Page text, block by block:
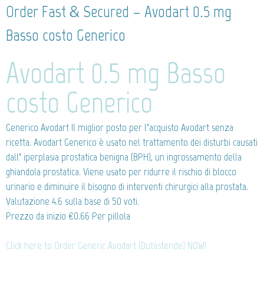
Order Fast & Secured – Avodart 0.5 mg
Basso costo Generico
Avodart 0.5 mg Basso
costo Generico
Generico Avodart Il miglior posto per l’acquisto Avodart senza
ricetta. Avodart Generico è usato nel trattamento dei disturbi causati
dall’ iperplasia prostatica benigna (BPH), un ingrossamento della
ghiandola prostatica. Viene usato per ridurre il rischio di blocco
urinario e diminuire il bisogno di interventi chirurgici alla prostata.
Valutazione 4.6 sulla base di 50 voti.
Prezzo da inizio €0.66 Per pillola
Click here to Order Generic Avodart (Dutasteride) NOW!